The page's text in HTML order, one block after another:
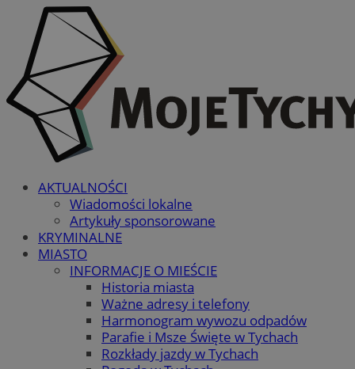
AKTUALNOŚCI
Wiadomości lokalne
Artykuły sponsorowane
KRYMINALNE
MIASTO
INFORMACJE O MIEŚCIE
Historia miasta
Ważne adresy i telefony
Harmonogram wywozu odpadów
Parafie i Msze Święte w Tychach
Rozkłady jazdy w Tychach